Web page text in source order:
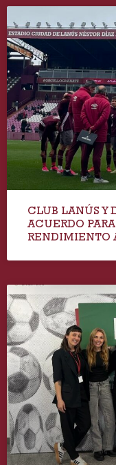
CLUB LANÚS Y
ACUERDO
RENDIMIENTO